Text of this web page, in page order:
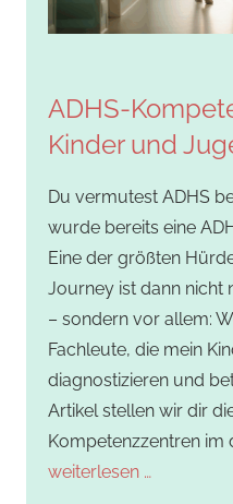
ADHS-
Kinder und
Du vermutest ADHS
wurde bereits eine
Eine der größten
Journey ist dann nicht
– sondern vor allem:
Fachleute, die mein
diagnostizieren und
Artikel stellen wir dir
Kompetenzzentren im
weiterlesen …